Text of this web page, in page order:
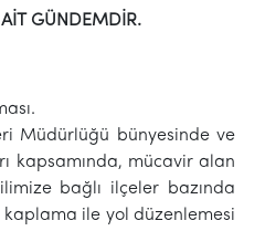
AİT GÜNDEMDİR.
Müdürlüğü bünyesinde ve
kapsamında, mücavir alan
ilimize bağlı ilçeler bazında
kaplama ile yol düzenlemesi